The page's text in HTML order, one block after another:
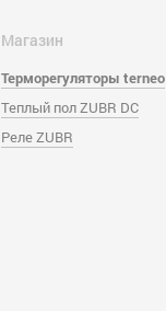
Магазин
Терморегуляторы terneo
Теплый пол ZUBR DC
Реле ZUBR